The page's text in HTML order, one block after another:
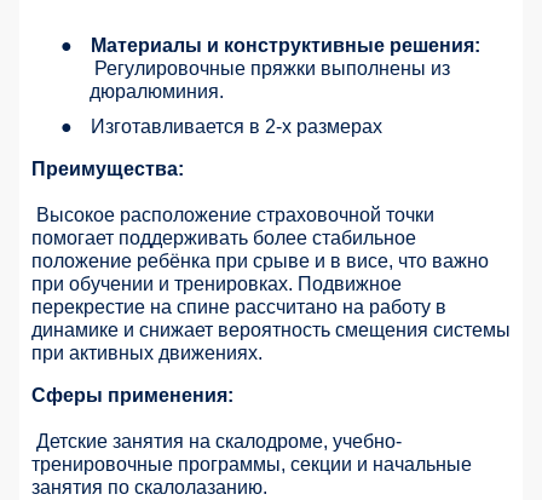
●
Материалы и конструктивные решения:
Регулировочные пряжки выполнены из
дюралюминия.
●
Изготавливается в 2-х размерах
Преимущества:
Высокое расположение страховочной точки
помогает поддерживать более стабильное
положение ребёнка при срыве и в висе, что важно
при обучении и тренировках. Подвижное
перекрестие на спине рассчитано на работу в
динамике и снижает вероятность смещения системы
при активных движениях.
Сферы применения:
Детские занятия на скалодроме, учебно-
тренировочные программы, секции и начальные
занятия по скалолазанию.